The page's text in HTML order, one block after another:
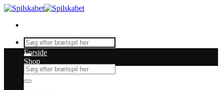
Fortsæt
indhold
Søg
efter:
Søg
efter:
Forside
Shop